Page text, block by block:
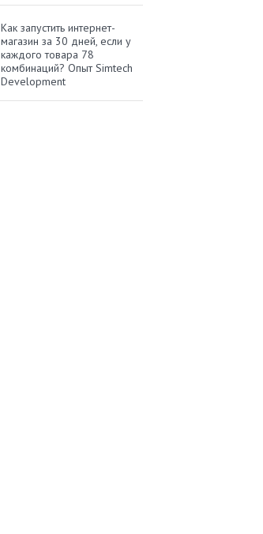
Как запустить интернет-
магазин за 30 дней, если у
каждого товара 78
комбинаций? Опыт Simtech
Development